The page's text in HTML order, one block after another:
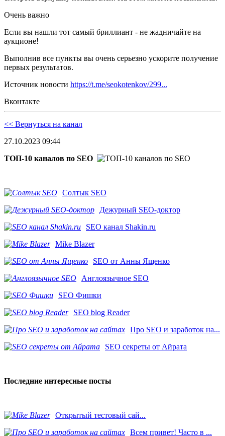
Очень важно
Если вы нашли тот самый бриллиант - не жадничайте на
аукционе!
Выполнив все пункты вы очень серьезно ускорите получение
первых результатов.
Источник новости https://t.me/seokotenkov/299...
Вконтакте
<< Вернуться на канал
27.10.2023 09:44
ТОП-10 каналов по SEO
Солтык SEO
Дежурный SEO-доктор
SEO канал Shakin.ru
Mike Blazer
SEO от Анны Ященко
Англоязычное SEO
SEO Фишки
SEO blog Reader
Про SEO и заработок на...
SEO секреты от Айрата
Последние интересные посты
​Открытый тестовый сай...
Всем привет! Часто в ...